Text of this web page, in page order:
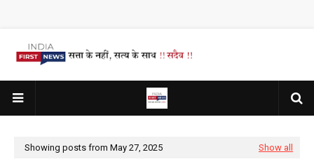
Showing posts from May 27, 2025 Show all